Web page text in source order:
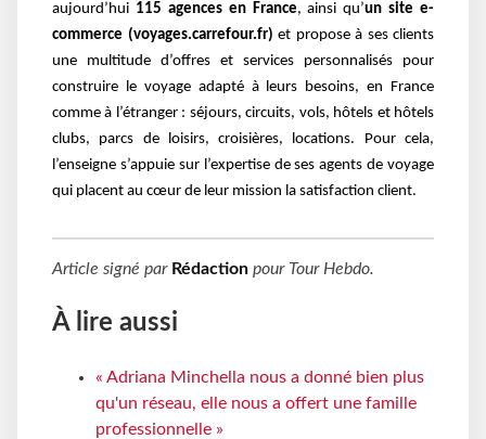
aujourd’hui 115 agences en France, ainsiqu’un site e-
commerce (voyages.carrefour.fr) et propose à ses clients
une multitude d’offres et services personnalisés pour
construire le voyage adapté à leurs besoins, en France
comme à l’étranger : séjours, circuits, vols, hôtels et hôtels
clubs, parcs de loisirs, croisières, locations. Pour cela,
l’enseigne s’appuie sur l’expertise de ses agents de voyage
qui placent au cœur de leur mission la satisfaction client.
Article signé par Rédaction pour Tour Hebdo.
À lire aussi
« Adriana Minchella nous a donné bien plus
qu'un réseau, elle nous a offert une famille
professionnelle »